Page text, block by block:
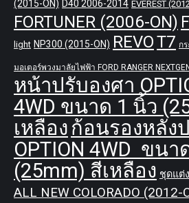
(2015-ON) D40 2006-2014 EVEREST
FORTUNER (2006-ON)
light NP300 (2015-ON) REVOT7 ก
มอเตอร์พวงมาลัยไฟฟ้า FORD RANGER
หน้าปรับองศา
4WD ขนาด 1 นิ้ว
เหลือง ก้อนรองหลัง
OPTION 4WD ขนา
(25mm) สีเหลือง ชุดแต่ง
ALL NEW COLORADO (2012-